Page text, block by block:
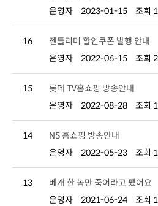
운영자
2023-01-15 조회
16
젠틀리머 할인쿠폰 발행 안내
운영자
2022-06-15 조회
15
롯데 TV홈쇼핑 방송안내
운영자
2022-08-28 조회
14
NS 홈쇼핑 방송안내
운영자
2022-05-23 조회
13
베개 한 놈만 죽어라고 팼어요
운영자
2021-06-24 조회